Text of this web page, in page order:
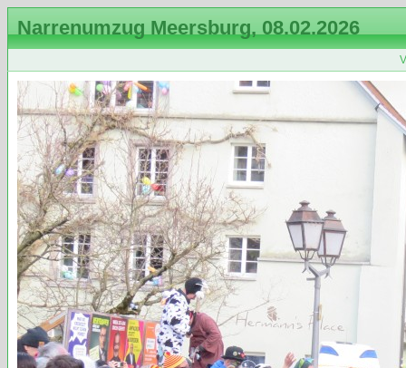
Narrenumzug Meersburg, 08.02.2026